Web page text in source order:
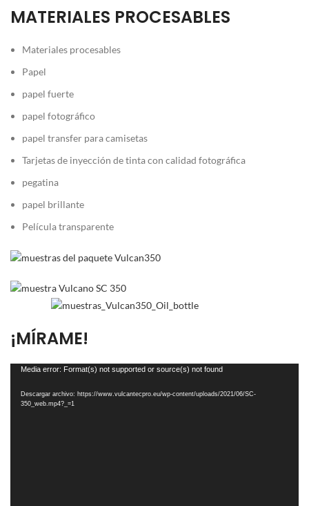
MATERIALES PROCESABLES
Materiales procesables
Papel
papel fuerte
papel fotográfico
papel transfer para camisetas
Tarjetas de inyección de tinta con calidad fotográfica
pegatina
papel brillante
Película transparente
¡MÍRAME!
Reproductor
vídeo
Media error: Format(s) not supported or source(s) not found
Descargar archivo: https://www.vulcantecpro.eu/wp-content/uploads/2021/06/SC-
350_web.mp4?_=1